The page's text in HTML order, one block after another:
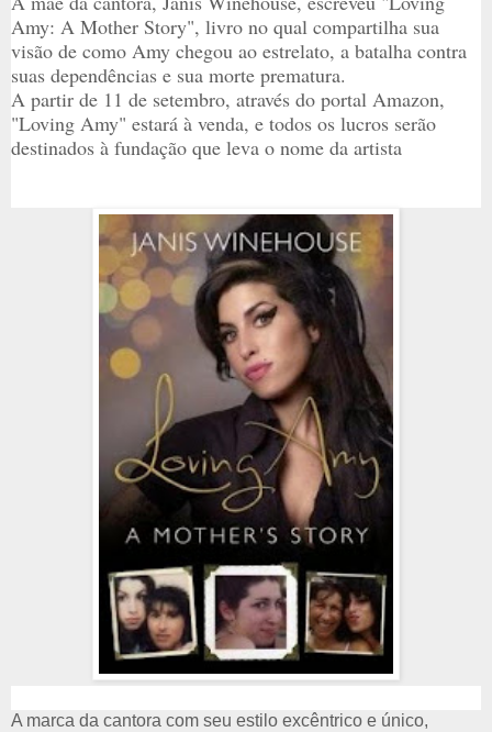
Amy: A Mother Story", livro no qual compartilha sua
visão de como Amy chegou ao estrelato, a batalha contra
suas dependências e sua morte prematura.
A partir de 11 de setembro, através do portal Amazon,
"Loving Amy" estará à venda, e todos os lucros serão
destinados à fundação que leva o nome da artista
A marca da cantora com seu estilo excêntrico e único,